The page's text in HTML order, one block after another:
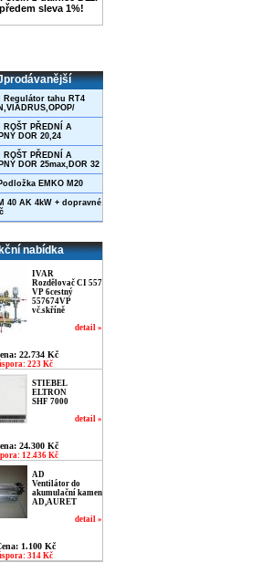
sleva 1%!
Regulátor tahu RT4
ROŠT PŘEDNÍ A
DOR 20,24
ROŠT PŘEDNÍ A
DOR 25max,DOR 32
EMKO M20
40 AK 4kW + dopravné
nabídka
IVAR
Rozdělovač CI 557
VP 6cestný
557674VP
vč.skříně
detail »
22.734 Kč
223 Kč
STIEBEL
ELTRON
SHF 7000
detail »
24.300 Kč
12.436 Kč
AD
Ventilátor do
akumulační kamen
AD,AURET
detail »
1.100 Kč
314 Kč